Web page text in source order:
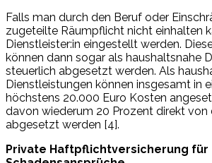
Falls man durch den Beruf oder
zugeteilte Räumpflicht nicht einhalten
Dienstleister:in eingestellt werden.
können dann sogar als haushaltsnahe
steuerlich abgesetzt werden. Als
Dienstleistungen können insgesamt in
höchstens 20.000 Euro Kosten
davon wiederum 20 Prozent direkt von
abgesetzt werden [4].
Private Haftpflichtversicherung für